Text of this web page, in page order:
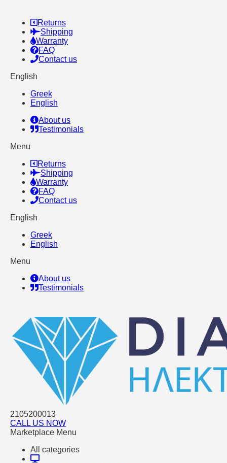
Returns
Shipping
Warranty
FAQ
Contact us
English
Greek
English
About us
Testimonials
Menu
Returns
Shipping
Warranty
FAQ
Contact us
English
Greek
English
Menu
About us
Testimonials
2105200013
CALL US NOW
Marketplace Menu
All categories